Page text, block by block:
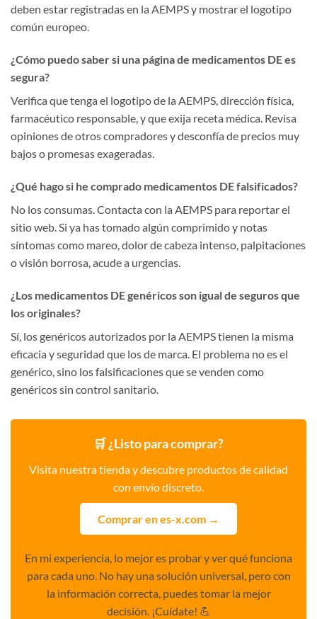
deben estar registradas en la AEMPS y mostrar el logotipo
común europeo.
¿Cómo puedo saber si una página de medicamentos DE es
segura?
Verifica que tenga el logotipo de la AEMPS, dirección física,
farmacéutico responsable, y que exija receta médica. Revisa
opiniones de otros compradores y desconfía de precios muy
bajos o promesas exageradas.
¿Qué hago si he comprado medicamentos DE falsificados?
No los consumas. Contacta con la AEMPS para reportar el
sitio web. Si ya has tomado algún comprimido y notas
síntomas como mareo, dolor de cabeza intenso, palpitaciones
o visión borrosa, acude a urgencias.
¿Los medicamentos DE genéricos son igual de seguros que
los originales?
Sí, los genéricos autorizados por la AEMPS tienen la misma
eficacia y seguridad que los de marca. El problema no es el
genérico, sino los falsificaciones que se venden como
genéricos sin control sanitario.
🛒 ¿Listo para comprar?
Visita nuestra tienda y descubre productos de calidad
con envío discreto.
Comprar en es-x.com →
En mi experiencia, lo mejor es probar y ver qué funciona
para cada uno. No hay una solución universal, pero con
la información correcta, puedes tomar la mejor
decisión. ¡Cuídate! 💪